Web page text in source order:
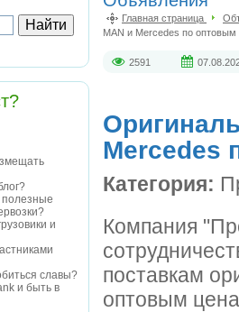
полезные
и
славы?
и быть в
Главная страница
MAN и Mercedes по
2591
Mercedes
Категория:
Компания
поставкам
оптовым